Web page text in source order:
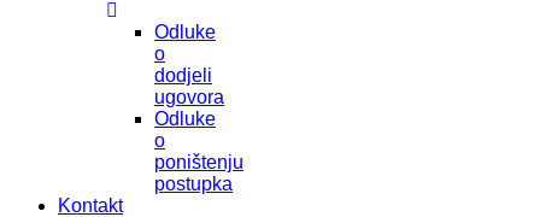
Odluke
o
dodjeli
ugovora
Odluke
o
poništenju
postupka
Kontakt